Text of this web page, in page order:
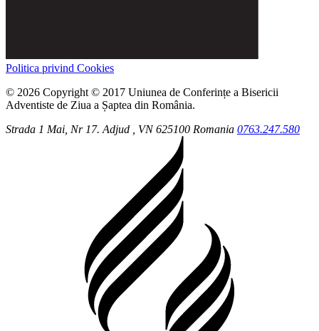
Politica privind Cookies
© 2026 Copyright © 2017 Uniunea de Conferințe a Bisericii
Adventiste de Ziua a Șaptea din România.
Strada 1 Mai, Nr 17.Adjud , VN 625100 Romania 0763.247.580